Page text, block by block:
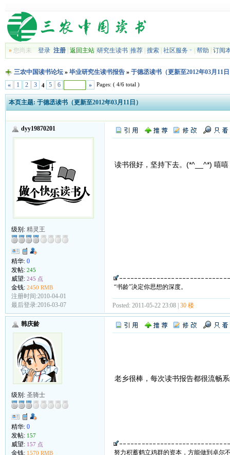
»您尚未 登录 注册| 返回主站| 研究生读书| 推荐| 搜索| 社区服务 帮助 订阅
三农中国读书论坛» 毕业研究生读书报告» 于德丞读书（更新至2012年03月11
«
1 2 3 4 5 6 » Pages: ( 4/6 total )
本页主题: 于德丞读书（更新至2012年03月11日）
dyy19870201
级别: 精灵王
精华: 0
发帖: 245
威望: 245 点
金钱: 2450 RMB
注册时间:2010-04-01
最后登录:2016-03-07
读书很好，坚持下去。(*^__^*) 嘻嘻
“书龄”决定你思想的深度。
Posted: 2011-05-22 23:08 | 30 楼
韩庆龄
级别: 圣骑士
精华: 0
发帖: 157
威望: 157 点
金钱: 1570 RMB
老乡很棒，每次读书报告都很流畅
努力积蓄鹤立鸡群的资本，方能做到卓尔